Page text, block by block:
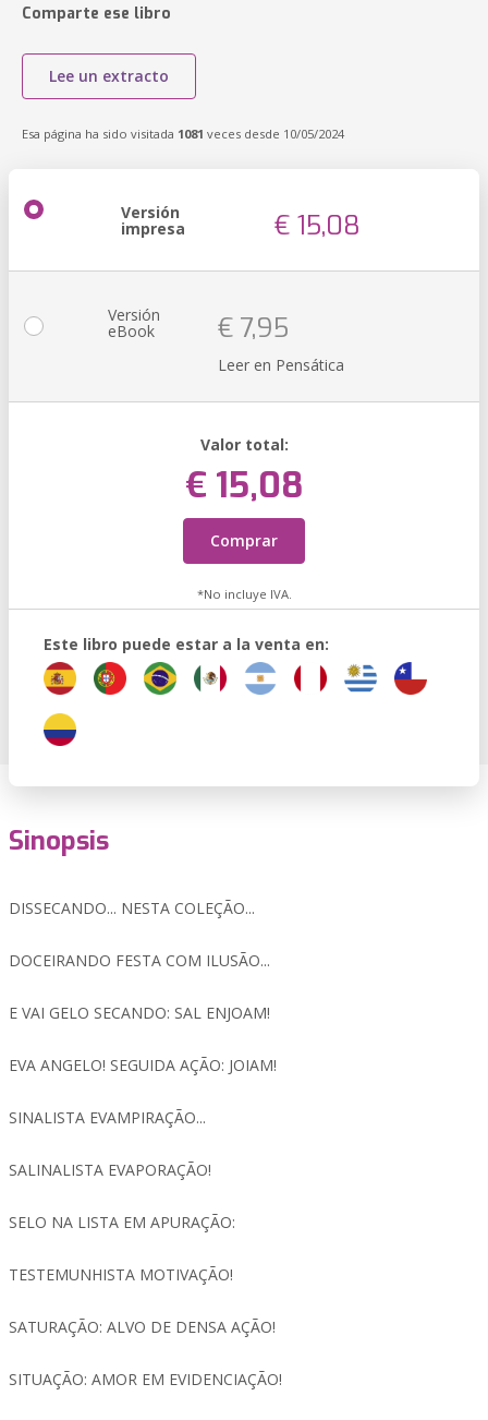
Comparte ese libro
Lee un extracto
Esa página ha sido visitada 1081 veces desde 10/05/2024
Versión
impresa € 15,08
Versión
eBook € 7,95
Leer en Pensática
Valor total:
€ 15,08
Comprar
*No incluye IVA.
Este libro puede estar a la venta en:
Sinopsis
DISSECANDO... NESTA COLEÇÃO...
DOCEIRANDO FESTA COM ILUSÃO...
E VAI GELO SECANDO: SAL ENJOAM!
EVA ANGELO! SEGUIDA AÇÃO: JOIAM!
SINALISTA EVAMPIRAÇÃO...
SALINALISTA EVAPORAÇÃO!
SELO NA LISTA EM APURAÇÃO:
TESTEMUNHISTA MOTIVAÇÃO!
SATURAÇÃO: ALVO DE DENSA AÇÃO!
SITUAÇÃO: AMOR EM EVIDENCIAÇÃO!